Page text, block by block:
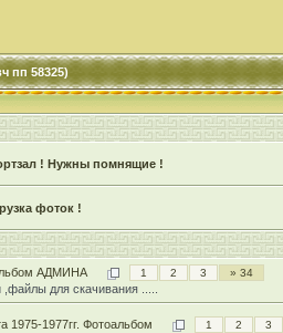
пп 58325)
! Нужны помнящие !
фоток !
АДМИНА 1 2 3 » 34
для скачивания .....
1975-1977гг. Фотоальбом 1 2
3